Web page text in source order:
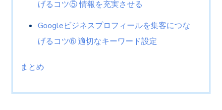
げるコツ⑤ 情報を充実させる
Googleビジネスプロフィールを集客につな
げるコツ➅ 適切なキーワード設定
まとめ